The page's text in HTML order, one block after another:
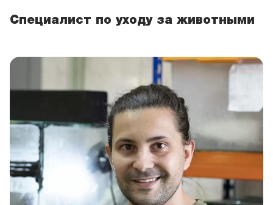
Специалист по уходу за животными